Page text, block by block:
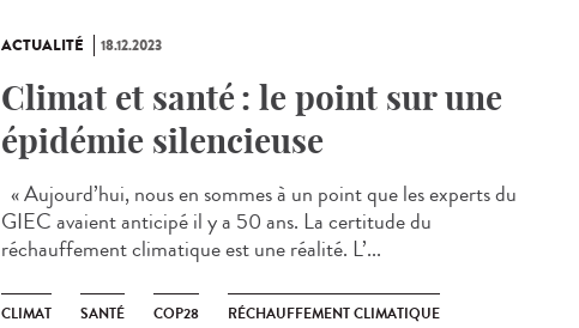
ACTUALITÉ 18.12.2023
Climat et santé : le point sur une
épidémie silencieuse
« Aujourd’hui, nous en sommes à un point que les experts du
GIEC avaient anticipé il y a 50 ans. La certitude du
réchauffement climatique est une réalité. L’...
CLIMAT SANTÉ COP28 RÉCHAUFFEMENT CLIMATIQUE